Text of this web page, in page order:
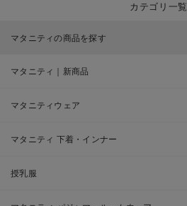
カテゴリ一覧
マタニティの商品を探す
マタニティ｜新商品
マタニティウェア
マタニティ 下着・インナー
授乳服